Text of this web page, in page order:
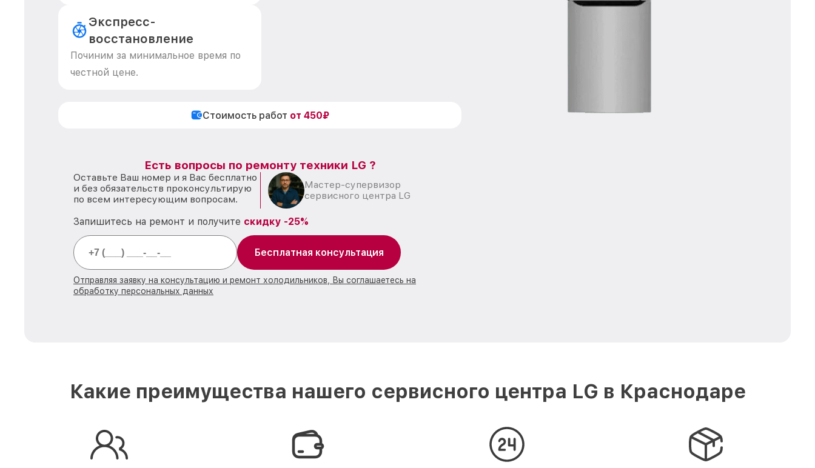
Экспресс-
восстановление
Починим за минимальное время по
честной цене.
Стоимость работ от 450₽
Есть вопросы по ремонту техники LG ?
Оставьте Ваш номер и я Вас бесплатно
и без обязательств проконсультирую
по всем интересующим вопросам.
Мастер-супервизор
сервисного центра LG
Запишитесь на ремонт и получите скидку -25%
Бесплатная консультация
Отправляя заявку на консультацию и ремонт холодильников, Вы соглашаетесь на
обработку персональных данных
Какие преимущества нашего сервисного центра LG в Краснодаре